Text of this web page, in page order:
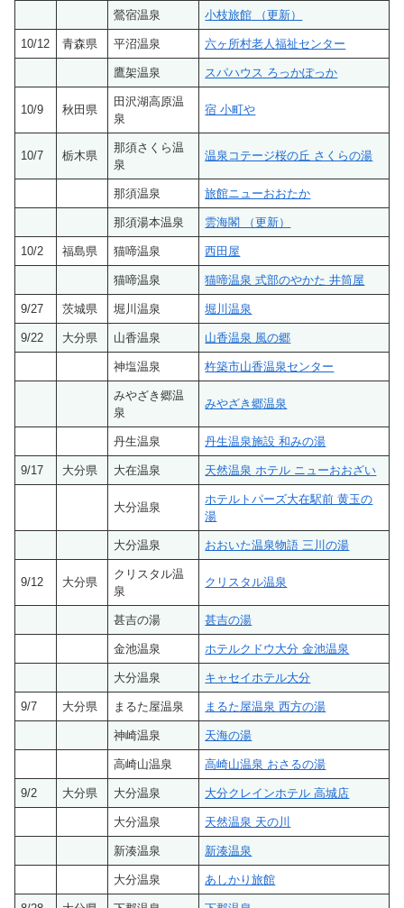
鶯宿温泉 小枝旅館 （更新）
10/12 青森県 平沼温泉 六ヶ所村老人福祉センター
鷹架温泉 スパハウス ろっかぽっか
10/9 秋田県
田沢湖高原温
泉
宿 小町や
10/7 栃木県
那須さくら温
泉
温泉コテージ桜の丘 さくらの湯
那須温泉 旅館ニューおおたか
那須湯本温泉 雲海閣 （更新）
10/2 福島県 猫啼温泉 西田屋
猫啼温泉 猫啼温泉 式部のやかた 井筒屋
9/27 茨城県 堀川温泉 堀川温泉
9/22 大分県 山香温泉 山香温泉 風の郷
神塩温泉 杵築市山香温泉センター
みやざき郷温
泉
みやざき郷温泉
丹生温泉 丹生温泉施設 和みの湯
9/17 大分県 大在温泉 天然温泉 ホテル ニューおおざい
大分温泉
ホテルトパーズ大在駅前 黄玉の
湯
大分温泉 おおいた温泉物語 三川の湯
9/12 大分県
クリスタル温
泉
クリスタル温泉
甚吉の湯 甚吉の湯
金池温泉 ホテルクドウ大分 金池温泉
大分温泉 キャセイホテル大分
9/7 大分県 まるた屋温泉 まるた屋温泉 西方の湯
神崎温泉 天海の湯
高崎山温泉 高崎山温泉 おさるの湯
9/2 大分県 大分温泉 大分クレインホテル 高城店
大分温泉 天然温泉 天の川
新湊温泉 新湊温泉
大分温泉 あしかり旅館